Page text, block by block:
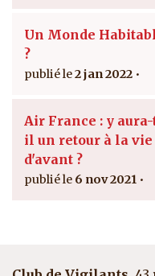
Un Monde
?
2 jan 2022
Air France : y aura-
il un retour à la vie
d'avant ?
6 nov 2021